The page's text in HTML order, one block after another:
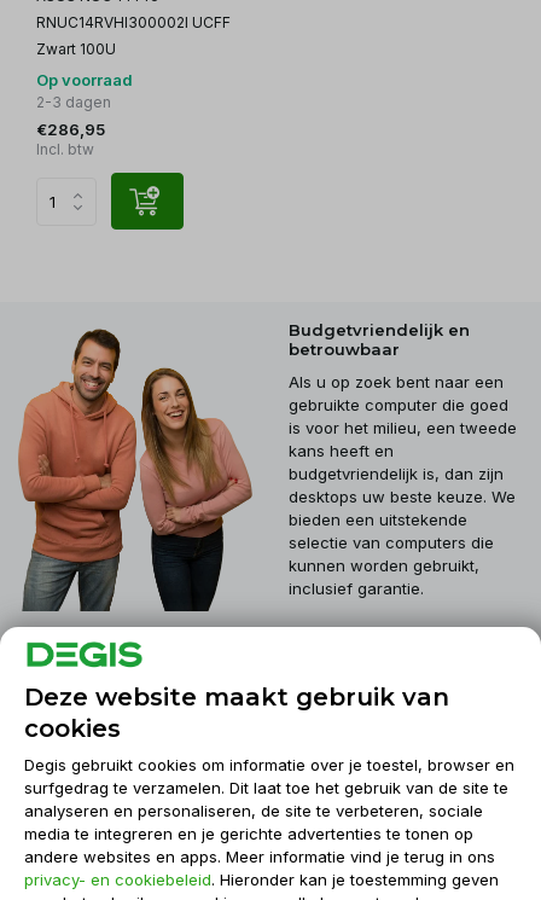
RNUC14RVHI300002I UCFF
Zwart 100U
Op voorraad
2-3 dagen
€286,95
Incl. btw
Budgetvriendelijk en
betrouwbaar
Als u op zoek bent naar een
gebruikte computer die goed
is voor het milieu, een tweede
kans heeft en
budgetvriendelijk is, dan zijn
desktops uw beste keuze. We
bieden een uitstekende
selectie van computers die
kunnen worden gebruikt,
inclusief garantie.
Klantenservice
Informatie
Contact
Deze website maakt gebruik van
cookies
Degis gebruikt cookies om informatie over je toestel, browser en
surfgedrag te verzamelen. Dit laat toe het gebruik van de site te
analyseren en personaliseren, de site te verbeteren, sociale
media te integreren en je gerichte advertenties te tonen op
andere websites en apps. Meer informatie vind je terug in ons
privacy- en cookiebeleid. Hieronder kan je toestemming geven